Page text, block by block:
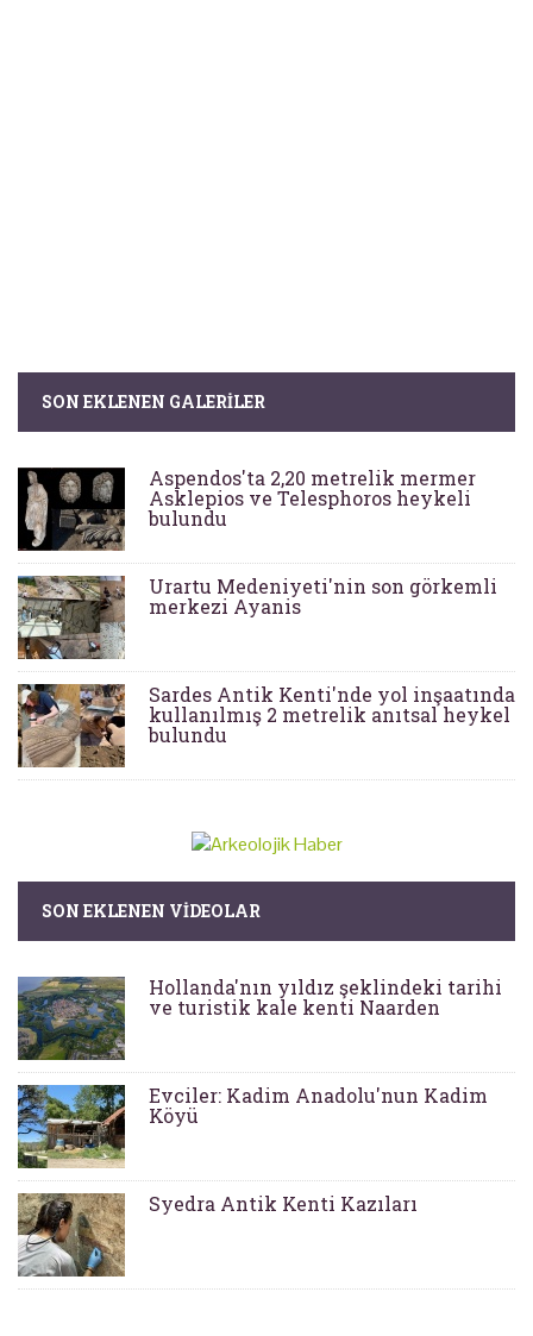
SON EKLENEN GALERILER
Aspendos'ta 2,20 metrelik mermer
Asklepios ve Telesphoros heykeli
bulundu
Urartu Medeniyeti'nin son görkemli
merkezi Ayanis
Sardes Antik Kenti'nde yol inşaatında
kullanılmış 2 metrelik anıtsal heykel
bulundu
SON EKLENEN VIDEOLAR
Hollanda'nın yıldız şeklindeki tarihi
ve turistik kale kenti Naarden
Evciler: Kadim Anadolu'nun Kadim
Köyü
Syedra Antik Kenti Kazıları